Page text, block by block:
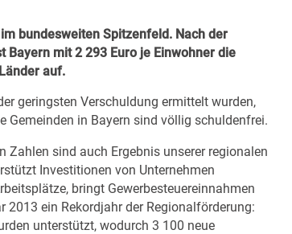
bundesweiten Spitzenfeld. Nach der
Bayern mit 2 293 Euro je Einwohner die
auf.
geringsten Verschuldung ermittelt wurden,
in Bayern sind völlig schuldenfrei.
Zahlen sind auch Ergebnis unserer regionalen
Investitionen von Unternehmen
bringt Gewerbesteuereinnahmen
ein Rekordjahr der Regionalförderung:
unterstützt, wodurch 3 100 neue